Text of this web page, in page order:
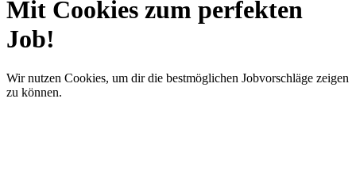
Mit Cookies zum perfekten
Job!
Wir nutzen Cookies, um dir die bestmöglichen Jobvorschläge zeigen
zu können.